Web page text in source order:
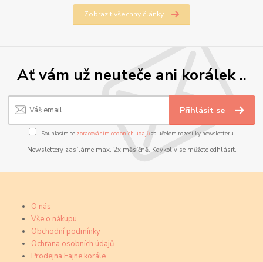
Zobrazit všechny články
Ať vám už neuteče ani korálek ..
Přihlásit se
Souhlasím se zpracováním osobních údajůza účelem rozesílky newsletteru.
Newslettery zasíláme max. 2x měsíčně. Kdykoliv se můžete odhlásit.
O nás
Vše o nákupu
Obchodní podmínky
Ochrana osobních údajů
Prodejna Fajne korále